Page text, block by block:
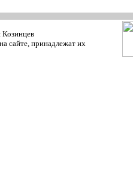
сайте, принадлежат их